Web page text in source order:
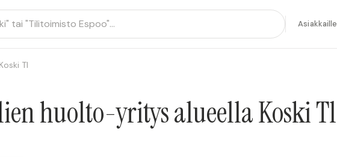
Asiakkaille
Koski Tl
huolto-yritys alueella Koski Tl